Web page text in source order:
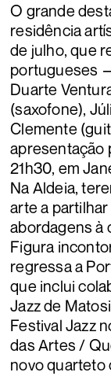
O grande
residência
de julho, que
portugueses
Duarte
(saxofone),
Clemente
apresentação
21h30, em
Na Aldeia,
arte a
abordagens à
Figura
regressa a
que inclui
Jazz de
Festival Jazz
das Artes /
novo quarteto